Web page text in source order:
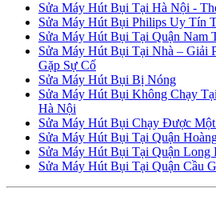
Sửa Máy Hút Bụi Tại Hà Nội -
Sửa Máy Hút Bụi Philips Uy Tín
Sửa Máy Hút Bụi Tại Quận Nam
Sửa Máy Hút Bụi Tại Nhà – Giải
Gặp Sự Cố
Sửa Máy Hút Bụi Bị Nóng
Sửa Máy Hút Bụi Không Chạy
Hà Nội
Sửa Máy Hút Bụi Chạy Được
Sửa Máy Hút Bụi Tại Quận
Sửa Máy Hút Bụi Tại Quận Long
Sửa Máy Hút Bụi Tại Quận Cầu